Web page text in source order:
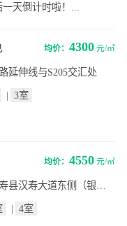
天倒计时啦！...
均价： 4300元/㎡
延伸线与S205交汇处
| 3室
均价： 4550元/㎡
| 4室